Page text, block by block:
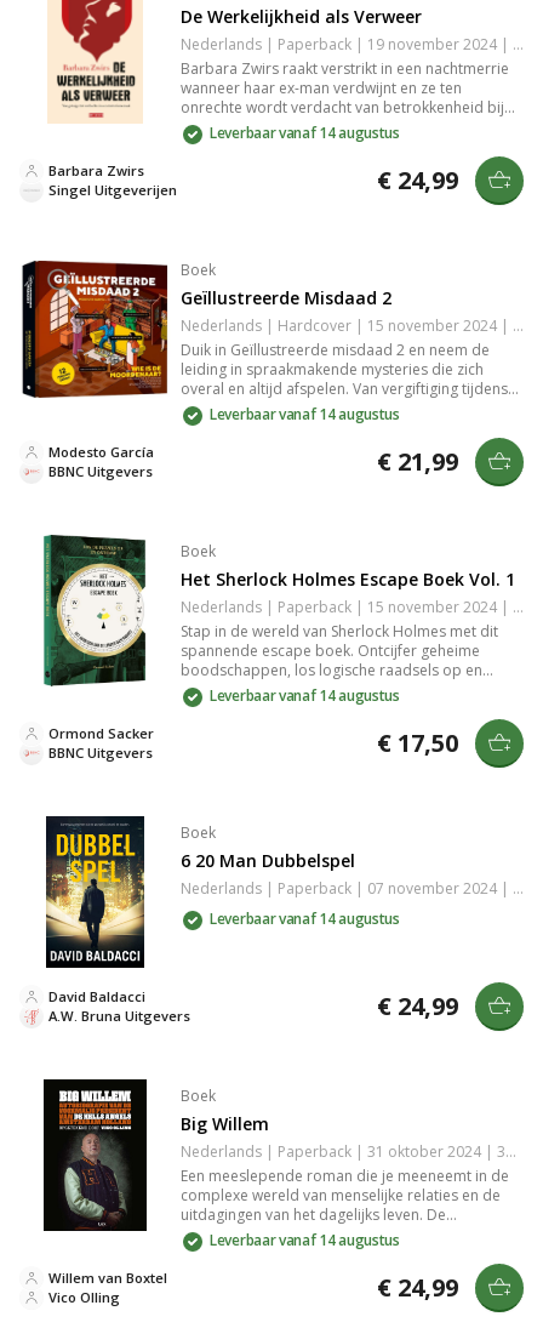
De Werkelijkheid als Verweer
Nederlands | Paperback | 19 november 2024 | 368 pagina's | 9789044550757
Barbara Zwirs raakt verstrikt in een nachtmerrie
wanneer haar ex-man verdwijnt en ze ten
onrechte wordt verdacht van betrokkenheid bij
terrorisme. Een persoonlijk en indringend verslag
van hoe snel je leven kan veranderen door
Leverbaar vanaf 14 augustus
Singel Uitgeverijen
Barbara Zwirs € 24,99
Boek
Geïllustreerde Misdaad 2
Nederlands | Hardcover | 15 november 2024 | 224 pagina's | 9789045329208
Duik in Geïllustreerde misdaad 2 en neem de
leiding in spraakmakende mysteries die zich
overal en altijd afspelen. Van vergiftiging tijdens
een verkleedfeestje tot een moord op een
ruimteschip, ieder raadsel vraagt om jouw
speurneus. Ontdek het verhaal door aanwijzingen
te analyseren en de waarheid te onthullen.
Leverbaar vanaf 14 augustus
BBNC Uitgevers
Modesto García € 21,99
Boek
Het Sherlock Holmes Escape Boek Vol. 1
Nederlands | Paperback | 15 november 2024 | 128 pagina's | 9789045329550
Stap in de wereld van Sherlock Holmes met dit
spannende escape boek. Ontcijfer geheime
boodschappen, los logische raadsels op en
ontrafel Moriarty's mysterieuze val om te
ontsnappen. Met duistere doolhoven en
verborgen aanwijzingen verken je Londen op een
meeslepende reis vol avonturen en puzzels.
Leverbaar vanaf 14 augustus
BBNC Uitgevers
Ormond Sacker € 17,50
Boek
6 20 Man Dubbelspel
Nederlands | Paperback | 07 november 2024 | 496 pagina's | 9789400517943
Leverbaar vanaf 14 augustus
A.W. Bruna Uitgevers
David Baldacci € 24,99
Boek
Big Willem
Nederlands | Paperback | 31 oktober 2024 | 384 pagina's | 9789062222827
Een meeslepende roman die je meeneemt in de
complexe wereld van menselijke relaties en de
uitdagingen van het dagelijks leven. De
personages zijn diepgaand en authentiek,
waardoor je je gemakkelijk met hen kunt
identificeren. Dit verhaal biedt een unieke kijk op
thema's als liefde, verlies en de zoektocht naar
betekenis, en laat je nadenken over je eigen leven.
Leverbaar vanaf 14 augustus
Vico Olling
Willem van Boxtel € 24,99